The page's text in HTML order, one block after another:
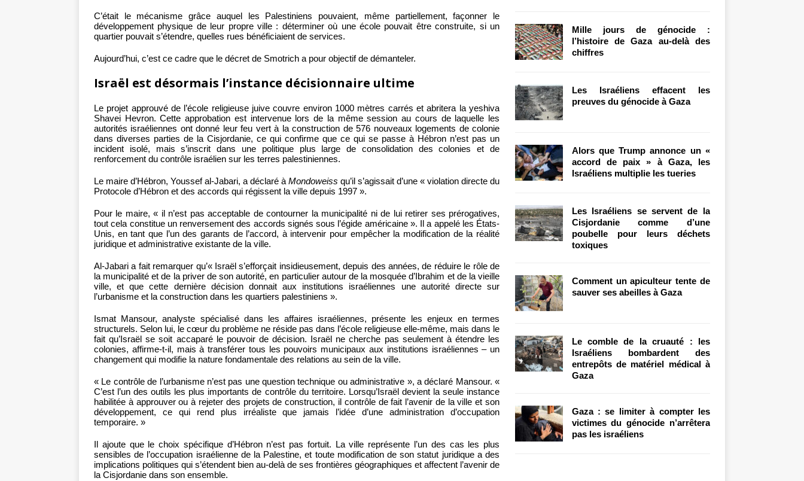
C’était le mécanisme grâce auquel les Palestiniens pouvaient, même partiellement, façonner le
développement physique de leur propre ville : déterminer où une école pouvait être construite, si un
quartier pouvait s’étendre, quelles rues bénéficiaient de services.
Aujourd’hui, c’est ce cadre que le décret de Smotrich a pour objectif de démanteler.
Israël est désormais l’instance décisionnaire ultime
Le projet approuvé de l’école religieuse juive couvre environ 1000 mètres carrés et abritera la yeshiva
Shavei Hevron. Cette approbation est intervenue lors de la même session au cours de laquelle les
autorités israéliennes ont donné leur feu vert à la construction de 576 nouveaux logements de colonie
dans diverses parties de la Cisjordanie, ce qui confirme que ce qui se passe à Hébron n’est pas un
incident isolé, mais s’inscrit dans une politique plus large de consolidation des colonies et de
renforcement du contrôle israélien sur les terres palestiniennes.
Le maire d’Hébron, Youssef al-Jabari, a déclaré àMondoweiss qu’il s’agissait d’une « violation directe du
Protocole d’Hébron et des accords qui régissent la ville depuis 1997 ».
Pour le maire, « il n’est pas acceptable de contourner la municipalité ni de lui retirer ses prérogatives,
tout cela constitue un renversement des accords signés sous l’égide américaine ». Il a appelé les États-
Unis, en tant que l’un des garants de l’accord, à intervenir pour empêcher la modification de la réalité
juridique et administrative existante de la ville.
Al-Jabari a fait remarquer qu’« Israël s’efforçait insidieusement, depuis des années, de réduire le rôle de
la municipalité et de la priver de son autorité, en particulier autour de la mosquée d’Ibrahim et de la vieille
ville, et que cette dernière décision donnait aux institutions israéliennes une autorité directe sur
l’urbanisme et la construction dans les quartiers palestiniens ».
Ismat Mansour, analyste spécialisé dans les affaires israéliennes, présente les enjeux en termes
structurels. Selon lui, le cœur du problème ne réside pas dans l’école religieuse elle-même, mais dans le
fait qu’Israël se soit accaparé le pouvoir de décision. Israël ne cherche pas seulement à étendre les
colonies, affirme-t-il, mais à transférer tous les pouvoirs municipaux aux institutions israéliennes – un
changement qui modifie la nature fondamentale des relations au sein de la ville.
« Le contrôle de l’urbanisme n’est pas une question technique ou administrative », a déclaré Mansour. «
C’est l’un des outils les plus importants de contrôle du territoire. Lorsqu’Israël devient la seule instance
habilitée à approuver ou à rejeter des projets de construction, il contrôle de fait l’avenir de la ville et son
développement, ce qui rend plus irréaliste que jamais l’idée d’une administration d’occupation
temporaire. »
Il ajoute que le choix spécifique d’Hébron n’est pas fortuit. La ville représente l’un des cas les plus
sensibles de l’occupation israélienne de la Palestine, et toute modification de son statut juridique a des
implications politiques qui s’étendent bien au-delà de ses frontières géographiques et affectent l’avenir de
la Cisjordanie dans son ensemble.
Mille jours de génocide :
l’histoire de Gaza au-delà des
chiffres
Les Israéliens effacent les
preuves du génocide à Gaza
Alors que Trump annonce un «
accord de paix » à Gaza, les
Israéliens multiplie les tueries
Les Israéliens se servent de la
Cisjordanie comme d’une
poubelle pour leurs déchets
toxiques
Comment un apiculteur tente de
sauver ses abeilles à Gaza
Le comble de la cruauté : les
Israéliens bombardent des
entrepôts de matériel médical à
Gaza
Gaza : se limiter à compter les
victimes du génocide n’arrêtera
pas les israéliens